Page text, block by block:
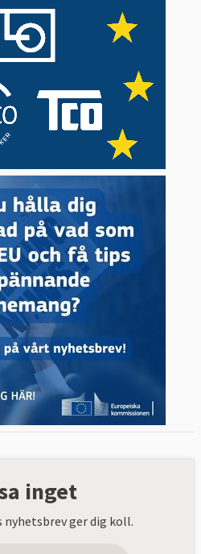
inget
ger dig koll.